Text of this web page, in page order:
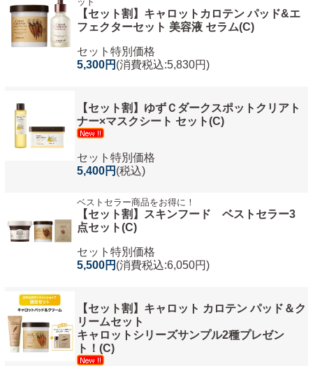
【セット割】キャロットカロテン パッド&エ
フェクターセット 美容液 セラム(C)
セット特別価格
5,300円 (消費税込:5,830円)
【セット割】ゆずＣダークスポットクリアト
ナー×マスクシート セット(C)
セット特別価格
5,400円 (税込)
ベストセラー商品をお得に！
【セット割】スキンフード ベストセラー3
点セット(C)
セット特別価格
5,500円 (消費税込:6,050円)
【セット割】キャロット カロテン パッド＆ク
リームセット
キャロットシリーズサンプル2種プレゼン
ト！(C)